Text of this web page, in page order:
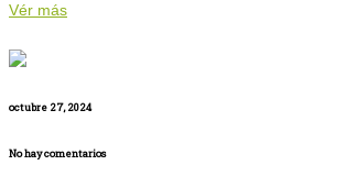
Vér más
octubre 27, 2024
No hay comentarios